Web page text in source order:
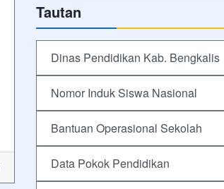
Tautan
Dinas Pendidikan Kab. Bengkalis
Nomor Induk Siswa Nasional
Bantuan Operasional Sekolah
Data Pokok Pendidikan